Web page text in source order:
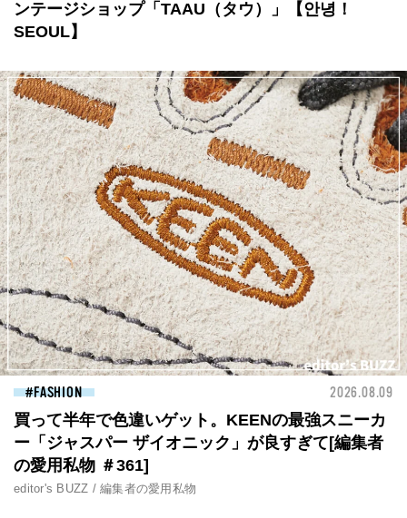
ンテージショップ「TAAU（タウ）」【안녕！
SEOUL】
FASHION 2026.08.09
買って半年で色違いゲット。KEENの最強スニーカ
ー「ジャスパー ザイオニック」が良すぎて[編集者
の愛用私物 ＃361]
editor's BUZZ / 編集者の愛用私物